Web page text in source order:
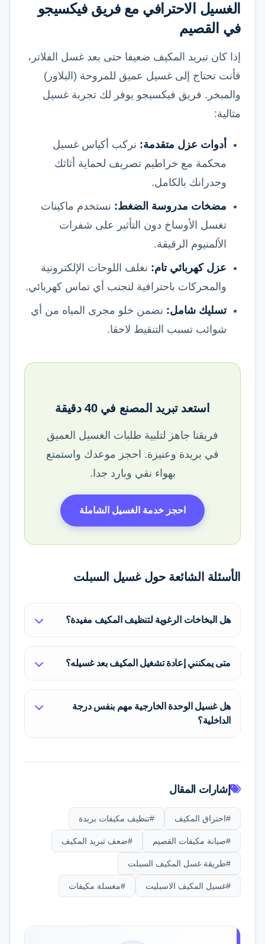
الغسيل الاحترافي مع فريق فيكسيجو
في القصيم
إذا كان تبريد المكيف ضعيفا حتى بعد غسل الفلاتر،
فأنت تحتاج إلى غسيل عميق للمروحة (البلاور)
والمبخر. فريق فيكسيجو يوفر لك تجربة غسيل
مثالية:
أدوات عزل متقدمة: نركب أكياس غسيل
محكمة مع خراطيم تصريف لحماية أثاثك
وجدرانك بالكامل.
مضخات مدروسة الضغط: نستخدم ماكينات
تغسل الأوساخ دون التأثير على شفرات
الألمنيوم الرقيقة.
عزل كهربائي تام: نغلف اللوحات الإلكترونية
والمحركات باحترافية لتجنب أي تماس كهربائي.
تسليك شامل: نضمن خلو مجرى المياه من أي
شوائب تسبب التنقيط لاحقا.
استعد تبريد المصنع في 40 دقيقة
فريقنا جاهز لتلبية طلبات الغسيل العميق
في بريدة وعنيزة. احجز موعدك واستمتع
بهواء نقي وبارد جدا.
احجز خدمة الغسيل الشاملة
الأسئلة الشائعة حول غسيل السبلت
هل البخاخات الرغوية لتنظيف المكيف مفيدة؟
السطحية فقط من المبخر الخارجي، ولكنها لا
داخل المروحة الأسطوانية (البلاور)، ولا تغني
إطلاقا عن قوة ضخ الماء لإزالة الطين
متى يمكنني إعادة تشغيل المكيف بعد غسيله؟
الإلكترونية، يمكنك تشغيل المكيف بعد الانتهاء
هل غسيل الوحدة الخارجية مهم بنفس درجة
الداخلية؟
التراب على الوحدة الخارجية (الكومبريسور)
يمنعه من تبريد نفسه، مما يجعله يسخن
جدا.
إشارات المقال
#احتراق المكيف #تنظيف مكيفات بريدة
#صيانة مكيفات القصيم #ضعف تبريد المكيف
#طريقة غسل المكيف السبلت
#غسيل المكيف الاسبليت #مغسلة مكيفات